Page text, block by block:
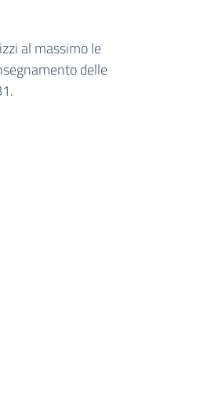
al massimo le
delle